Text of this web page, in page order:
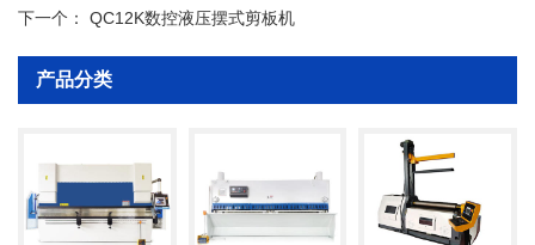
下一个： QC12K数控液压摆式剪板机
产品分类